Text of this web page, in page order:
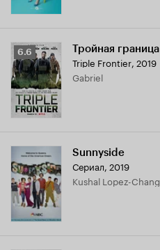
Рейтинг
Кинопоиска
6.6
6.6 Тройная граница
Triple Frontier, 2019
Gabriel
Sunnyside
Сериал, 2019
Kushal Lopez-Chang